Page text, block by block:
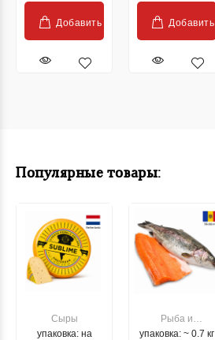
Добавить Добавить
Популярные товары:
Сыры
упаковка: на
Рыба и
морепродукты
упаковка: ~ 0.7 кг